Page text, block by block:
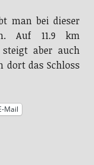
man bei dieser
Auf 11.9 km
aber auch
dort das Schloss
Mail